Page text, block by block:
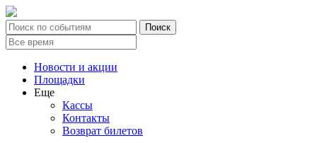
Новости и акции
Площадки
Еще
Кассы
Контакты
Возврат билетов